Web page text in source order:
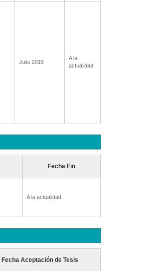
Julio 2019
A la
actualidad
Fecha Fin
A la actualidad
Fecha Aceptación de Tesis